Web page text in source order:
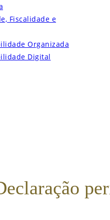
Fiscalidade e
Organizada
Digital